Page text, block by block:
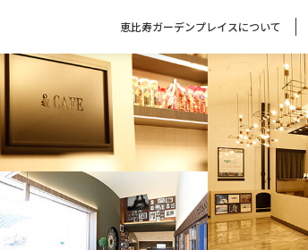
恵比寿ガーデンプレイスについて